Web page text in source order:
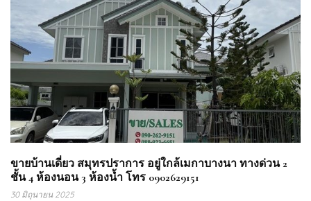
ขายบ้านเดี่ยว สมุทรปราการ อยู่ใกล้เมกาบางนา ทางด่วน 2
ชั้น 4 ห้องนอน 3 ห้องน้ำ โทร 0902629151
30 มิถุนายน 2025